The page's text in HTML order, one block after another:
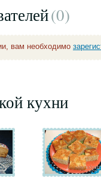
(0)
вам необходимо
кухни